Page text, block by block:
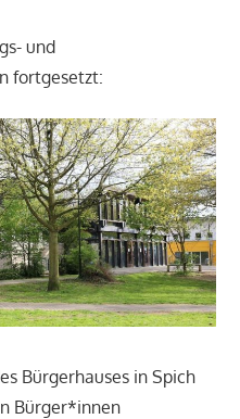
und
fortgesetzt:
Bürgerhauses in Spich
Bürger*innen